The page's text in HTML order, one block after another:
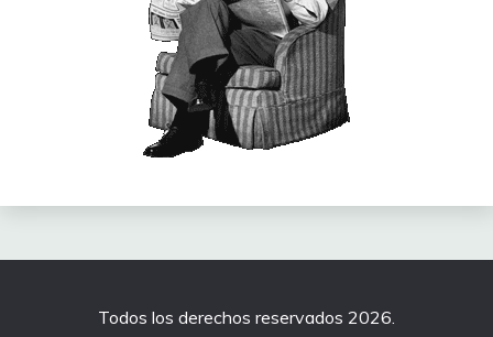
Todos los derechos reservados 2026.